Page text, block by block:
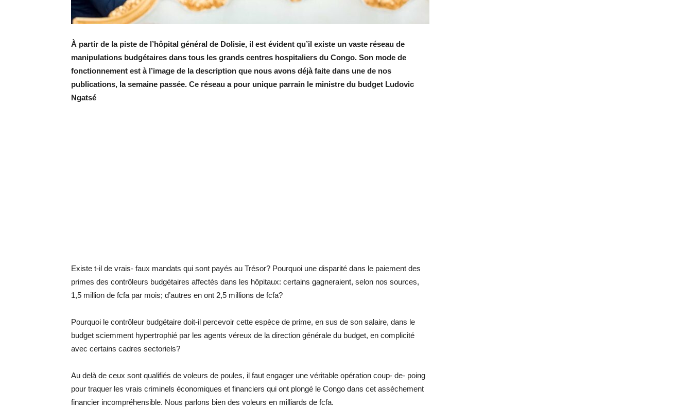
À partir de la piste de l’hôpital général de Dolisie, il est évident qu’il existe un vaste réseau de
manipulations budgétaires dans tous les grands centres hospitaliers du Congo. Son mode de
fonctionnement est à l’image de la description que nous avons déjà faite dans une de nos
publications, la semaine passée. Ce réseau a pour unique parrain le ministre du budget Ludovic
Ngatsé
Existe t-il de vrais- faux mandats qui sont payés au Trésor? Pourquoi une disparité dans le paiement des
primes des contrôleurs budgétaires affectés dans les hôpitaux: certains gagneraient, selon nos sources,
1,5 million de fcfa par mois; d’autres en ont 2,5 millions de fcfa?
Pourquoi le contrôleur budgétaire doit-il percevoir cette espèce de prime, en sus de son salaire, dans le
budget sciemment hypertrophié par les agents véreux de la direction générale du budget, en complicité
avec certains cadres sectoriels?
Au delà de ceux sont qualifiés de voleurs de poules, il faut engager une véritable opération coup- de- poing
pour traquer les vrais criminels économiques et financiers qui ont plongé le Congo dans cet assèchement
financier incompréhensible. Nous parlons bien des voleurs en milliards de fcfa.